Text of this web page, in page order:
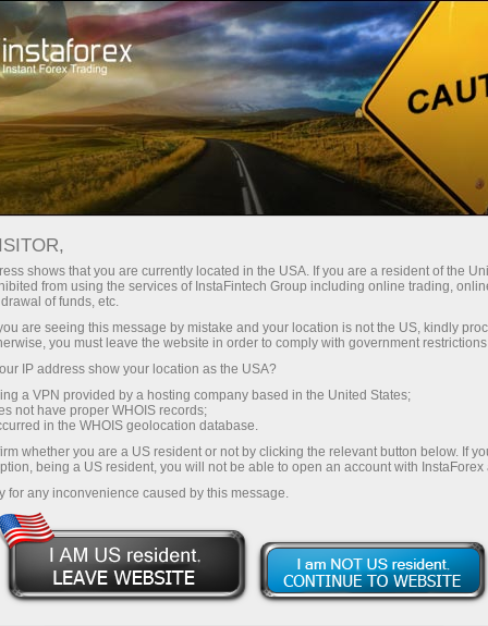
For Traders Forex Analytics
InstaForex TV
Forex TV News
Error loading YouTube: Video could not be
played
shows that you are currently located in the USA. If you are a resident of the
from using the services of InstaFintech Group including online trading,
of funds, etc.
are seeing this message by mistake and your location is not the US, kindly
you must leave the website in order to comply with government
IP address show your location as the USA?
a VPN provided by a hosting company based in the United States;
not have proper WHOIS records;
in the WHOIS geolocation database.
whether you are a US resident or not by clicking the relevant button below. If
being a US resident, you will not be able to open an account with InstaForex
for any inconvenience caused by this message.